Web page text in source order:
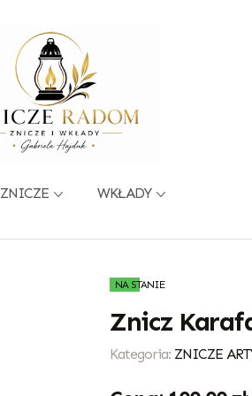
ZNICZE WKŁADY
NA STANIE
Znicz
Kategoria: ZNICZE